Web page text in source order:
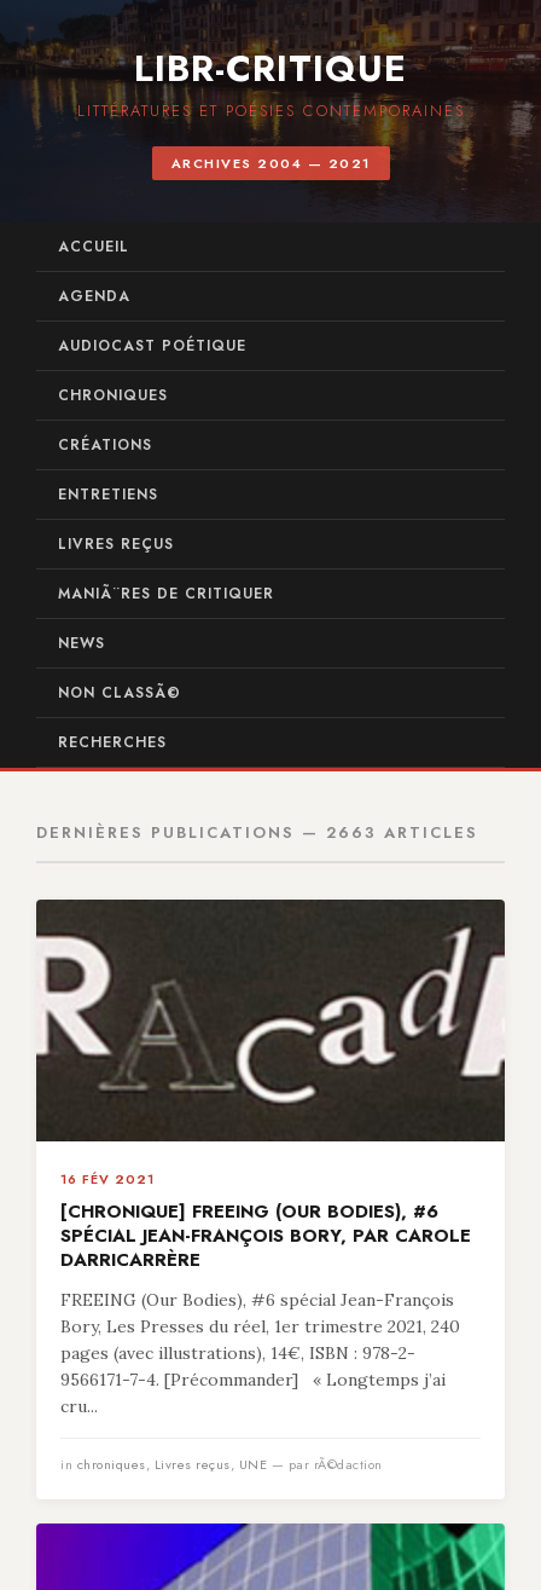
LIBR-CRITIQUE
LITTÉRATURES ET POÉSIES CONTEMPORAINES
ARCHIVES 2004 — 2021
ACCUEIL
AGENDA
AUDIOCAST POÉTIQUE
CHRONIQUES
CRÉATIONS
ENTRETIENS
LIVRES REÇUS
MANIÃ¨RES DE CRITIQUER
NEWS
NON CLASSÃ©
RECHERCHES
DERNIÈRES PUBLICATIONS — 2663 ARTICLES
16 FÉV 2021
[CHRONIQUE] FREEING (OUR BODIES), #6
SPÉCIAL JEAN-FRANÇOIS BORY, PAR CAROLE
DARRICARRÈRE
FREEING (Our Bodies), #6 spécial Jean-François
Bory, Les Presses du réel, 1er trimestre 2021, 240
pages (avec illustrations), 14€, ISBN : 978-2-
9566171-7-4. [Précommander] « Longtemps j’ai
cru...
in chroniques, Livres reçus, UNE — par rÃ©daction